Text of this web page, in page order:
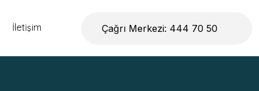
İletişim Çağrı Merkezi: 444 70 50